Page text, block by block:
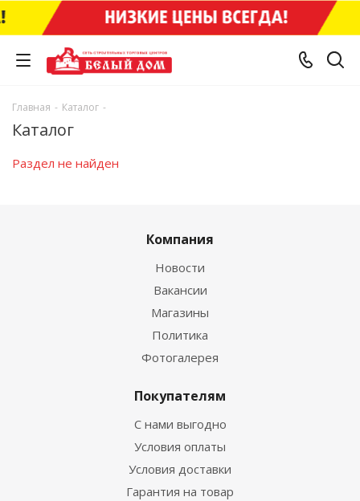
Главная - Каталог -
Каталог
Раздел не найден
Компания
Новости
Вакансии
Магазины
Политика
Фотогалерея
Покупателям
С нами выгодно
Условия оплаты
Условия доставки
Гарантия на товар